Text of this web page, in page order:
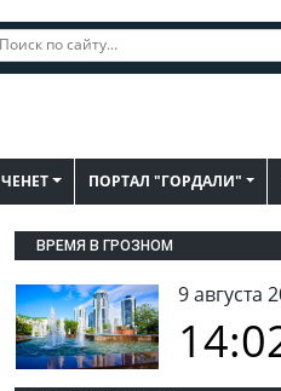
ЧЕНЕТ ПОРТАЛ "ГОРДАЛИ"
ВРЕМЯ В ГРОЗНОМ
9 августа